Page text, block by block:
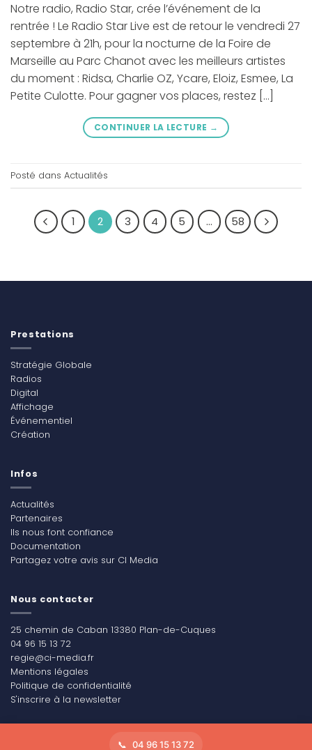
Notre radio, Radio Star, crée l’événement de la
rentrée ! Le Radio Star Live est de retour le vendredi 27
septembre à 21h, pour la nocturne de la Foire de
Marseille au Parc Chanot avec les meilleurs artistes
du moment : Ridsa, Charlie OZ, Ycare, Eloiz, Esmee, La
Petite Culotte. Pour gagner vos places, restez […]
CONTINUER LA LECTURE →
Posté dans Actualités
1 2 3 4 5 … 58
Prestations
Stratégie Globale
Radios
Digital
Affichage
Événementiel
Création
Infos
Actualités
Partenaires
Ils nous font confiance
Documentation
Partagez votre avis sur CI Media
Nous contacter
25 chemin de Caban 13380 Plan-de-Cuques
04 96 15 13 72
regie@ci-media.fr
Mentions légales
Politique de confidentialité
S'inscrire à la newsletter
Copyright 2026 ©CI Média
04 96 15 13 72